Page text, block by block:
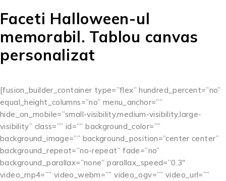
Faceti Halloween-ul
memorabil. Tablou canvas
personalizat
[fusion_builder_container type=”flex” hundred_percent=”no”
equal_height_columns=”no” menu_anchor=””
hide_on_mobile=”small-visibility,medium-visibility,large-
visibility” class=”” id=”” background_color=””
background_image=”” background_position=”center center”
background_repeat=”no-repeat” fade=”no”
background_parallax=”none” parallax_speed=”0.3″
video_mp4=”” video_webm=”” video_ogv=”” video_url=””